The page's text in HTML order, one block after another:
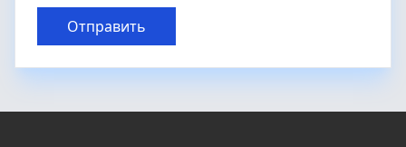
Отправить